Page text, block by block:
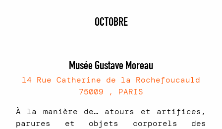
OCTOBRE
Musée Gustave Moreau
14 Rue Catherine de la Rochefoucauld
75009 , PARIS
À la manière de… atours et artifices,
parures et objets corporels des